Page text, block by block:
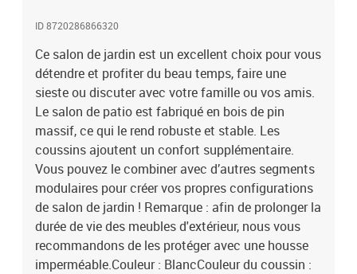
ID 8720286866320
Ce salon de jardin est un excellent choix pour vous
détendre et profiter du beau temps, faire une
sieste ou discuter avec votre famille ou vos amis.
Le salon de patio est fabriqué en bois de pin
massif, ce qui le rend robuste et stable. Les
coussins ajoutent un confort supplémentaire.
Vous pouvez le combiner avec d’autres segments
modulaires pour créer vos propres configurations
de salon de jardin ! Remarque : afin de prolonger la
durée de vie des meubles d'extérieur, nous vous
recommandons de les protéger avec une housse
imperméable.Couleur : BlancCouleur du coussin :